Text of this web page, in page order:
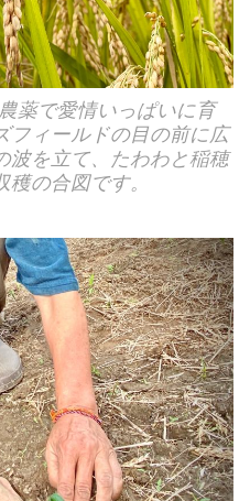
薬で愛情いっぱいに育
フィールドの目の前に広
波を立て、たわわと稲穂
の合図です。